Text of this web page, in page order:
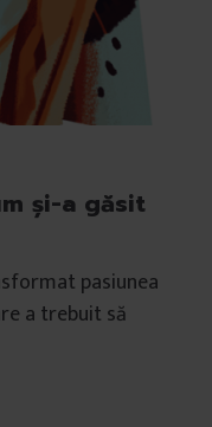
și-a găsit
pasiunea
a trebuit să